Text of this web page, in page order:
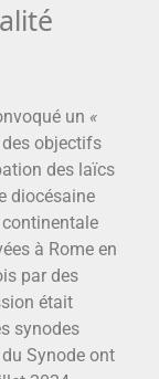
un «
des objectifs
des laïcs
diocésaine
à Rome en
par des
était
synodes
Synode ont